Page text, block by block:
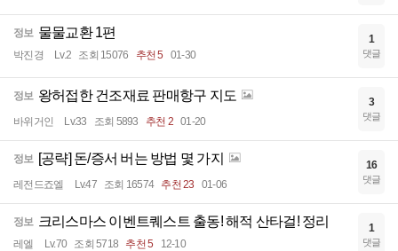
정보 물물교환 1편
박진경 Lv.2 조회 15076 추천 5 01-30
1
댓글
정보 왕허접한 건조재료 판매항구 지도
바위거인 Lv.33 조회 5893 추천 2 01-20
3
댓글
정보 [공략] 돈/증서 버는 방법 몇 가지
레전드죠엘 Lv.47 조회 16574 추천 23 01-06
16
댓글
정보 크리스마스 이벤트퀘스트 출동! 해적 산타걸! 정리
레엘 Lv.70 조회 5718 추천 5 12-10
1
댓글